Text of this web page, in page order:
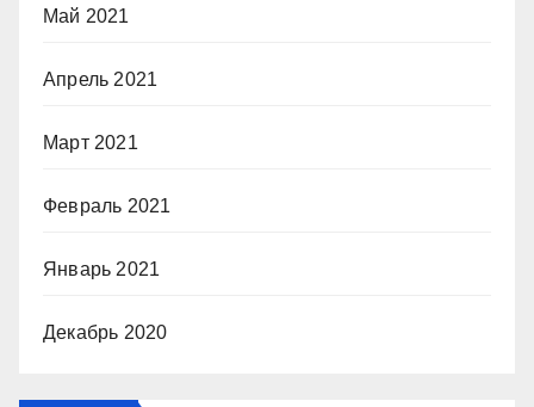
Май 2021
Апрель 2021
Март 2021
Февраль 2021
Январь 2021
Декабрь 2020